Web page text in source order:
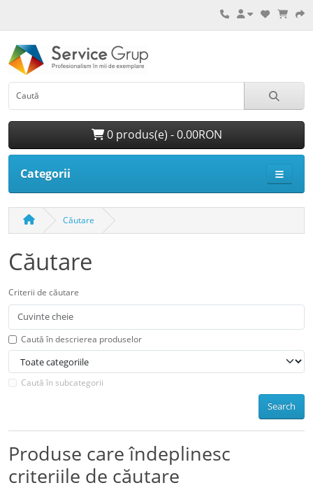
0 produs(e) - 0.00RON
Categorii
Căutare
Căutare
Criterii de căutare
Caută în descrierea produselor
Caută în subcategorii
Search
Produse care îndeplinesc
criteriile de căutare